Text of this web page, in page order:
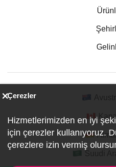
Çerezler
Hizmetlerimizden en iyi
için çerezler kullanıyoruz.
çerezlere izin vermiş